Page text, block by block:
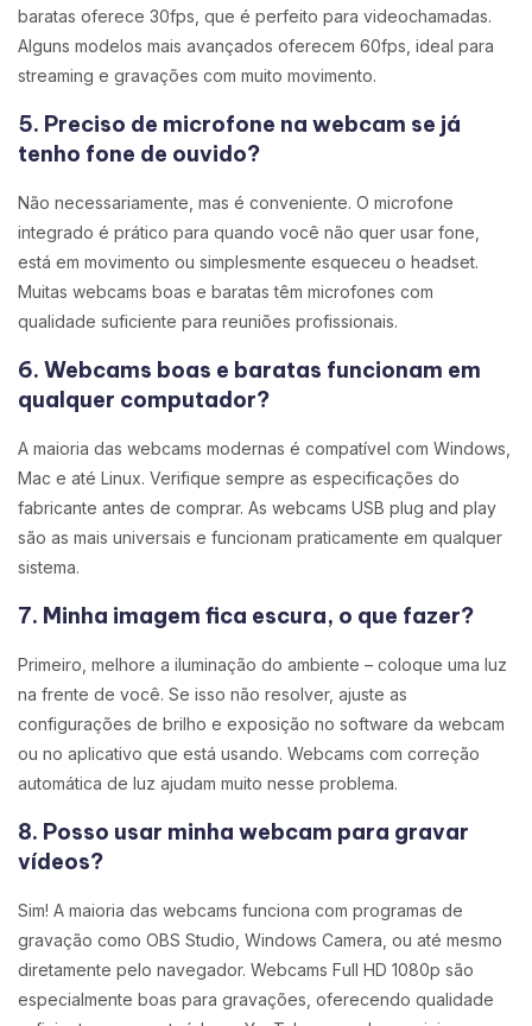
baratas oferece 30fps, que é perfeito para videochamadas.
Alguns modelos mais avançados oferecem 60fps, ideal para
streaming e gravações com muito movimento.
5. Preciso de microfone na webcam se já
tenho fone de ouvido?
Não necessariamente, mas é conveniente. O microfone
integrado é prático para quando você não quer usar fone,
está em movimento ou simplesmente esqueceu o headset.
Muitas webcams boas e baratas têm microfones com
qualidade suficiente para reuniões profissionais.
6. Webcams boas e baratas funcionam em
qualquer computador?
A maioria das webcams modernas é compatível com Windows,
Mac e até Linux. Verifique sempre as especificações do
fabricante antes de comprar. As webcams USB plug and play
são as mais universais e funcionam praticamente em qualquer
sistema.
7. Minha imagem fica escura, o que fazer?
Primeiro, melhore a iluminação do ambiente – coloque uma luz
na frente de você. Se isso não resolver, ajuste as
configurações de brilho e exposição no software da webcam
ou no aplicativo que está usando. Webcams com correção
automática de luz ajudam muito nesse problema.
8. Posso usar minha webcam para gravar
vídeos?
Sim! A maioria das webcams funciona com programas de
gravação como OBS Studio, Windows Camera, ou até mesmo
diretamente pelo navegador. Webcams Full HD 1080p são
especialmente boas para gravações, oferecendo qualidade